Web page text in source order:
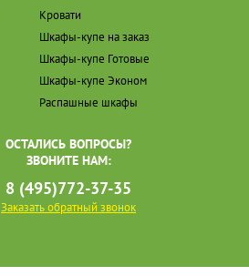
Кровати
Шкафы-купе на заказ
Шкафы-купе Готовые
Шкафы-купе Эконом
Распашные шкафы
ОСТАЛИСЬ ВОПРОСЫ?
ЗВОНИТЕ НАМ:
8 (495)772-37-35
Заказать обратный звонок